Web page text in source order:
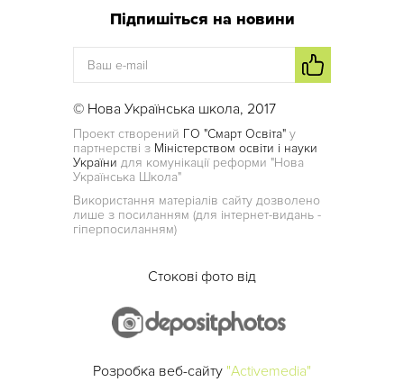
Підпишіться на новини
© Нова Українська школа, 2017
Проект створений ГО "Смарт Освіта" у
партнерстві з Міністерством освіти і науки
України для комунікації реформи "Нова
Українська Школа"
Використання матеріалів сайту дозволено
лише з посиланням (для інтернет-видань -
гіперпосиланням)
Стокові фото від
Розробка веб-сайту "Activemedia"